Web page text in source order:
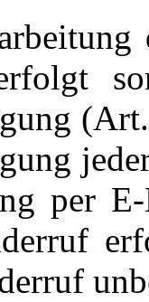
(Art.
per